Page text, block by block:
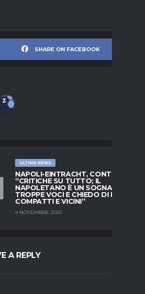
SHARE ON FACEBOOK
ULTIME NEWS
NAPOLI-EINTRACHT, CONTE:
“CRITICHE SU TUTTO; IL
NAPOLETANO È UN SOGNATORE,
TROPPE VOCI E CHIEDO DI ESSERE
COMPATTI E VICINI”
4 NOVEMBRE 2025
A REPLY